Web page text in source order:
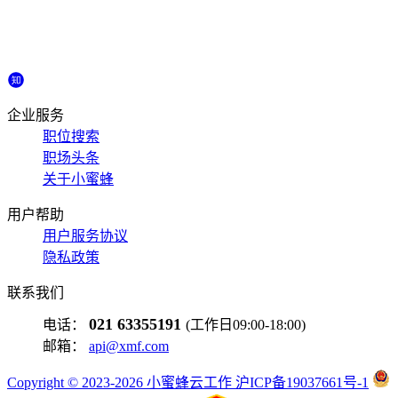
企业服务
职位搜索
职场头条
关于小蜜蜂
用户帮助
用户服务协议
隐私政策
联系我们
电话： 021 63355191 (工作日09:00-18:00)
邮箱： api@xmf.com
Copyright © 2023-2026 小蜜蜂云工作 沪ICP备19037661号-1